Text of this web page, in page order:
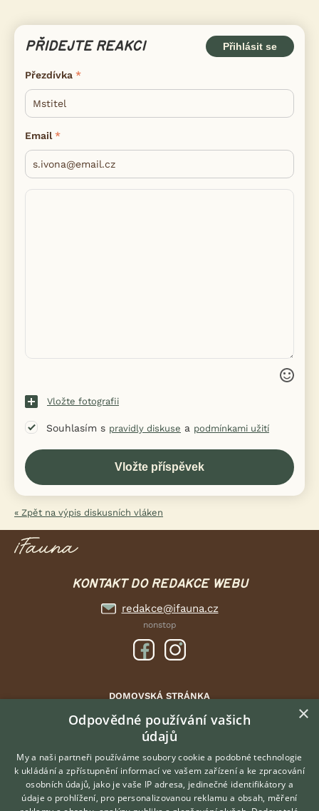
PŘIDEJTE REAKCI Přihlásit se
Přezdívka
Email
Vložte fotografii
Souhlasím s pravidly diskuse a podmínkami užití
« Zpět na výpis diskusních vláken
KONTAKT DO REDAKCE WEBU
redakce@ifauna.cz
nonstop
DOMOVSKÁ STRÁNKA
INZERCE
DISKUSE
ČLÁNKY
ATLAS
O nás
×
Odpovědné používání vašich
údajů
My a naši partneři používáme soubory cookie a podobné technologie
k ukládání a zpřístupnění informací ve vašem zařízení a ke zpracování
osobních údajů, jako je vaše IP adresa, jedinečné identifikátory a
údaje o prohlížení, pro personalizovanou reklamu a obsah, měření